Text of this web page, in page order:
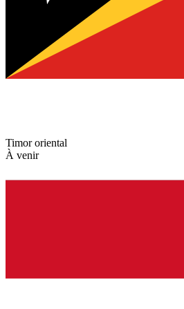
Timor oriental
À venir